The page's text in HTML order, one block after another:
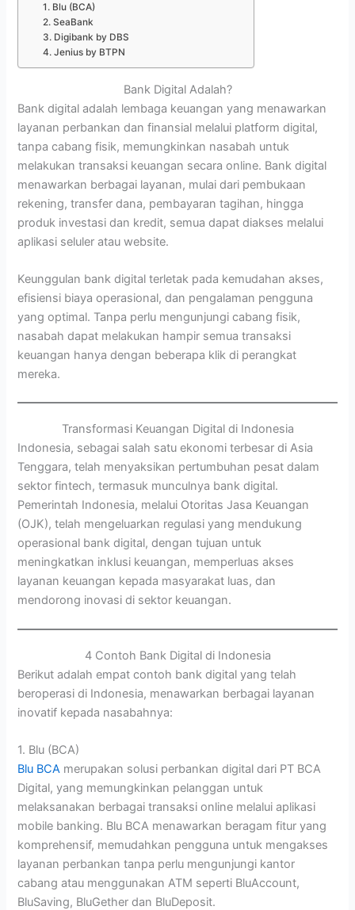
1. Blu (BCA)
2. SeaBank
3. Digibank by DBS
4. Jenius by BTPN
Bank Digital Adalah?
Bank digital adalah lembaga keuangan yang menawarkan
layanan perbankan dan finansial melalui platform digital,
tanpa cabang fisik, memungkinkan nasabah untuk
melakukan transaksi keuangan secara online. Bank digital
menawarkan berbagai layanan, mulai dari pembukaan
rekening, transfer dana, pembayaran tagihan, hingga
produk investasi dan kredit, semua dapat diakses melalui
aplikasi seluler atau website.
Keunggulan bank digital terletak pada kemudahan akses,
efisiensi biaya operasional, dan pengalaman pengguna
yang optimal. Tanpa perlu mengunjungi cabang fisik,
nasabah dapat melakukan hampir semua transaksi
keuangan hanya dengan beberapa klik di perangkat
mereka.
Transformasi Keuangan Digital di Indonesia
Indonesia, sebagai salah satu ekonomi terbesar di Asia
Tenggara, telah menyaksikan pertumbuhan pesat dalam
sektor fintech, termasuk munculnya bank digital.
Pemerintah Indonesia, melalui Otoritas Jasa Keuangan
(OJK), telah mengeluarkan regulasi yang mendukung
operasional bank digital, dengan tujuan untuk
meningkatkan inklusi keuangan, memperluas akses
layanan keuangan kepada masyarakat luas, dan
mendorong inovasi di sektor keuangan.
4 Contoh Bank Digital di Indonesia
Berikut adalah empat contoh bank digital yang telah
beroperasi di Indonesia, menawarkan berbagai layanan
inovatif kepada nasabahnya:
1. Blu (BCA)
Blu BCA merupakan solusi perbankan digital dari PT BCA
Digital, yang memungkinkan pelanggan untuk
melaksanakan berbagai transaksi online melalui aplikasi
mobile banking. Blu BCA menawarkan beragam fitur yang
komprehensif, memudahkan pengguna untuk mengakses
layanan perbankan tanpa perlu mengunjungi kantor
cabang atau menggunakan ATM seperti BluAccount,
BluSaving, BluGether dan BluDeposit.